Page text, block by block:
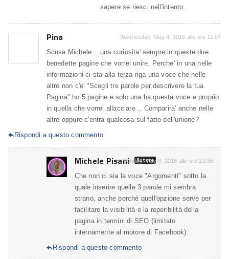
sapere se riesci nell'intento.
Pina Wednesday, May 4, 2016 alle ore 11:07
Scusa Michele .. una curiosita' sempre in queste due
benedette pagine che vorrei unire. Perche' in una nelle
informazioni ci sta alla terza riga una voce che nelle
altre non c'e' "Scegli tre parole per descrivere la tua
Pagina" ho 5 pagine e solo una ha questa voce e proprio
in quella che vorrei allacciare .. Comparira' anche nelle
altre oppure c'entra qualcosa sul fatto dell'unione?
Rispondi a questo commento
Michele Pisani Autore
Sunday, May 8, 2016 alle ore 23:36
Che non ci sia la voce "Argomenti" sotto la
quale inserire quelle 3 parole mi sembra
strano, anche perchè quell'opzione serve per
facilitare la visibilità e la reperibilità della
pagina in termini di SEO (limitato
internamente al motore di Facebook).
Rispondi a questo commento